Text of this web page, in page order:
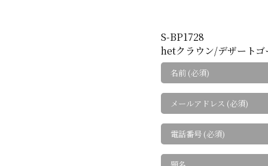
S-BP1728
hetクラウン/デザートゴ